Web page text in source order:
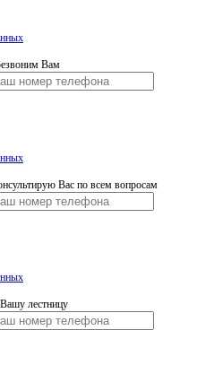
Вам
Вас по всем вопросам
лестницу